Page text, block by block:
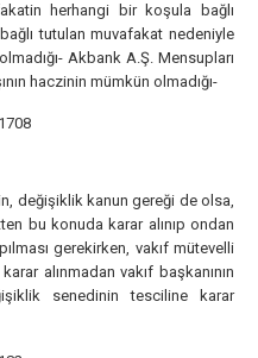
herhangi bir koşula bağlı
tutulan muvafakat nedeniyle
Akbank A.Ş. Mensupları
haczinin mümkün olmadığı-
değişiklik kanun gereği de olsa,
bu konuda karar alınıp ondan
gerekirken, vakıf mütevelli
alınmadan vakıf başkanının
senedinin tesciline karar